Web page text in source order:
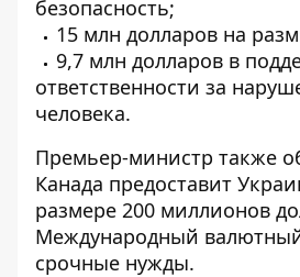
безопасность;
15 млн долларов на
9,7 млн ​​долларов в
ответственности за
человека.
Премьер-министр также
Канада предоставит
размере 200 миллионов
Международный
срочные нужды.